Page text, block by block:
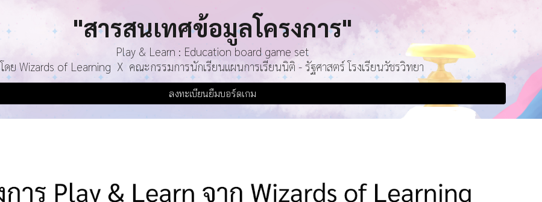
"สารสนเทศข้อมูลโครงการ"
Play & Learn : Education board game set
โดย Wizards of Learning X คณะกรรมการนักเรียนแผนการเรียนนิติ - รัฐศาสตร์ โรงเรียนวัชรวิทยา
ลงทะเบียนยืมบอร์ดเกม